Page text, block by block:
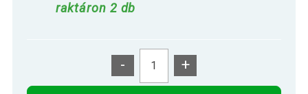
raktáron 2 db
- +